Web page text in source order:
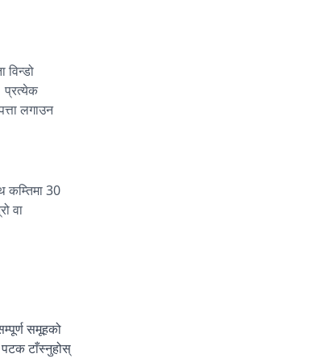
प्रत्येक
लगाउन
कम्तिमा 30
वा
समूहको
टाँस्नुहोस्